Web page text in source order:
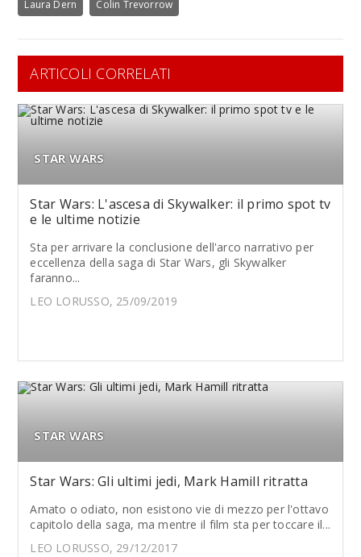
Laura Dern Colin Trevorrow
ARTICOLI CORRELATI
STAR WARS
Star Wars: L'ascesa di Skywalker: il primo spot tv
e le ultime notizie
Sta per arrivare la conclusione dell'arco narrativo per
eccellenza della saga di Star Wars, gli Skywalker
faranno...
LEO LORUSSO, 25/09/2019
STAR WARS
Star Wars: Gli ultimi jedi, Mark Hamill ritratta
Amato o odiato, non esistono vie di mezzo per l'ottavo
capitolo della saga, ma mentre il film sta per toccare il...
LEO LORUSSO, 29/12/2017